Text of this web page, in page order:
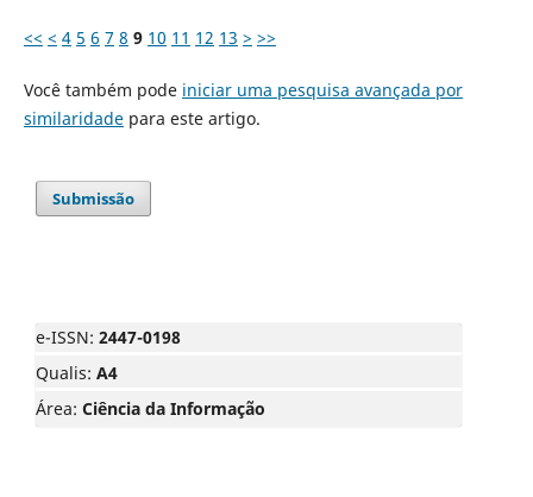
<< < 4 5 6 7 8 9 10 11 12 13 > >>
Você também pode iniciar uma pesquisa avançada por
similaridadepara este artigo.
Submissão
e-ISSN: 2447-0198
Qualis: A4
Área: Ciência da Informação